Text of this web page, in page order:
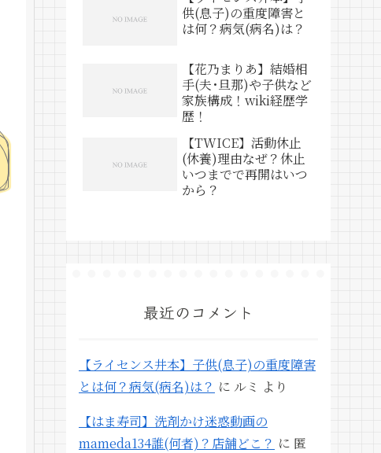
供(息子)の重度障害と
は何？病気(病名)は？
【花乃まりあ】結婚相
手(夫･旦那)や子供など
家族構成！wiki経歴学
歴！
【TWICE】活動休止
(休養)理由なぜ？休止
いつまでで再開はいつ
から？
最近のコメント
【ライセンス井本】子供(息子)の重度障害
とは何？病気(病名)は？ に ルミ より
【はま寿司】洗剤かけ迷惑動画の
mameda134誰(何者)？店舗どこ？ に 匿